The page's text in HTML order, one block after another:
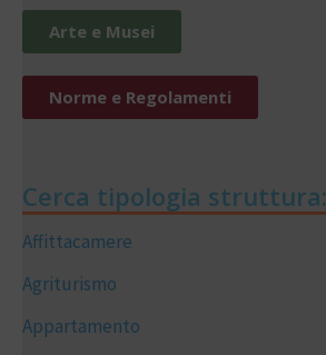
Arte e Musei
Norme e Regolamenti
Cerca tipologia struttura:
Affittacamere
Agriturismo
Appartamento